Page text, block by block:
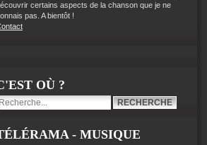
certains aspects de la chanson que je ne
pas. A bientôt !
OÙ ?
- MUSIQUE